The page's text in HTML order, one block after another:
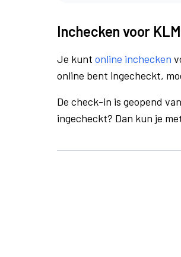
Inchecken voor
Je kunt online inchecken
online bent ingecheckt,
De check-in is geopend
ingecheckt? Dan kun je